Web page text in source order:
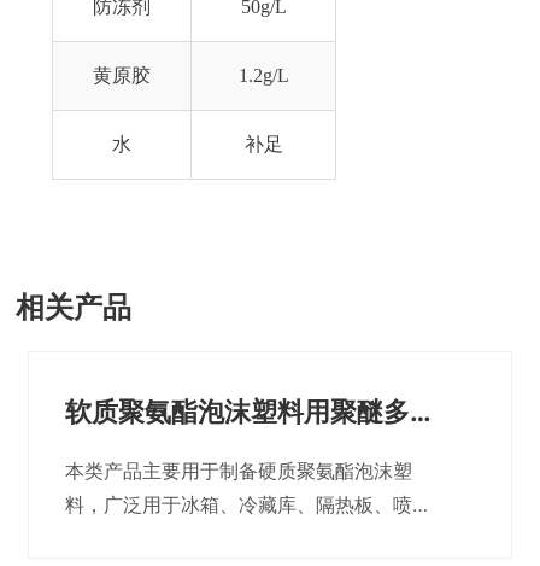
防冻剂 50g/L
黄原胶 1.2g/L
水 补足
相关产品
软质聚氨酯泡沫塑料用聚醚多元
醇
本类产品主要用于制备硬质聚氨酯泡沫塑
料，广泛用于冰箱、冷藏库、隔热板、喷